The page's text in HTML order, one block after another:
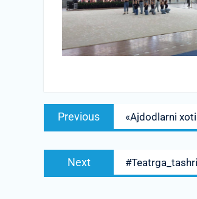
Post
menyusi
Previous
Previous
post:
«Ajdodlarni
Next
post: